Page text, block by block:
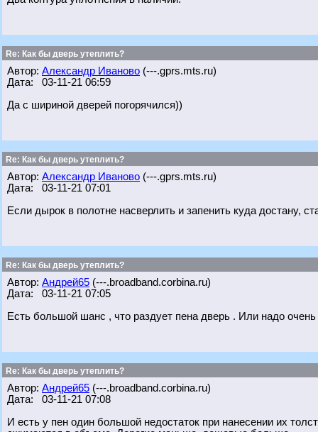
Re: Как бы дверь утеплить?
Автор: Александр Иваново (---.gprs.mts.ru)
Дата: 03-11-21 06:59
Да с шириной дверей погорячился))
Re: Как бы дверь утеплить?
Автор: Александр Иваново (---.gprs.mts.ru)
Дата: 03-11-21 07:01
Если дырок в полотне насверлить и запенить куда достану,
Re: Как бы дверь утеплить?
Автор: Андрей65 (---.broadband.corbina.ru)
Дата: 03-11-21 07:05
Есть большой шанс , что раздует пена дверь . Или надо
Re: Как бы дверь утеплить?
Автор: Андрей65 (---.broadband.corbina.ru)
Дата: 03-11-21 07:08
И есть у пен один большой недостаток при нанесении их